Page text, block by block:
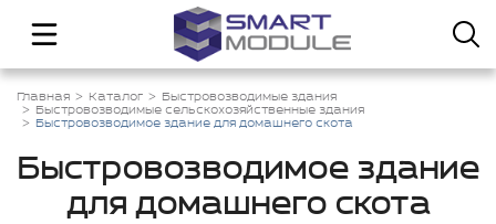
Главная Каталог
Быстровозводимые здания
Быстровозводимые сельскохозяйственные здания
Быстровозводимое здание для домашнего скота
Быстровозводимое здание
для домашнего скота